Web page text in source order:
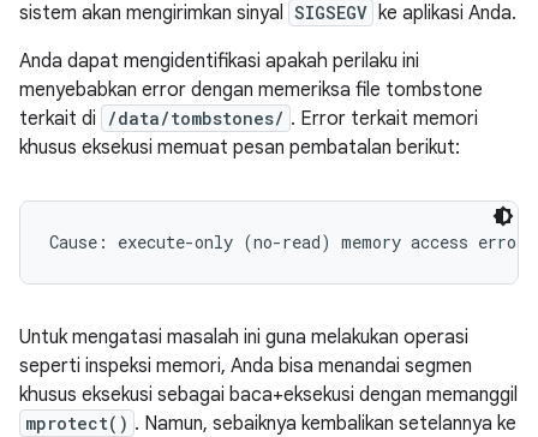
sistem akan mengirimkan sinyal SIGSEGV ke aplikasi Anda.
Anda dapat mengidentifikasi apakah perilaku ini
menyebabkan error dengan memeriksa file tombstone
terkait di
/data/tombstones/ . Error terkait memori
khusus eksekusi memuat pesan pembatalan berikut:
Untuk mengatasi masalah ini guna melakukan operasi
seperti inspeksi memori, Anda bisa menandai segmen
khusus eksekusi sebagai baca+eksekusi dengan memanggil
mprotect() . Namun, sebaiknya kembalikan setelannya ke